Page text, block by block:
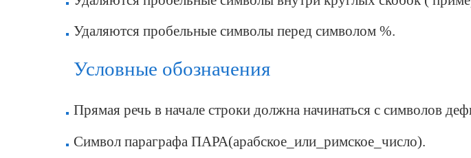
Удаляются пробельные символы перед символом %.
Условные обозначения
Прямая речь в начале строки должна начинаться с символов
Cимвол параграфа ПАРА(арабское_или_римское_число).